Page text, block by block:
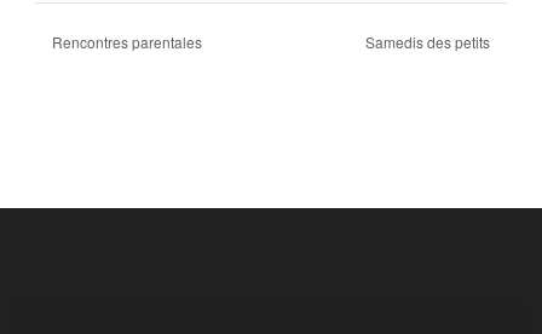
Rencontres parentales Samedis des petits